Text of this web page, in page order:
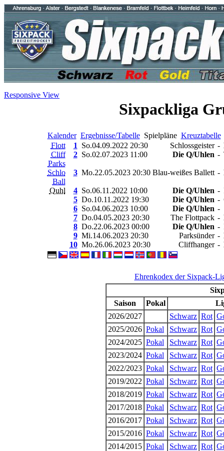
Responsive View
Sixpackliga
Kalender Ergebnisse/TabelleSpielpläne Kreuztabelle
Flott
Cliff
Parks
Schlo
Ball
Quhl
1 So.04.09.2022 20:30 Schlossgeister -
2 So.02.07.2023 11:00 Die Q/Uhlen -
3 Mo.22.05.2023 20:30 Blau-weißes Ballett -
4 So.06.11.2022 10:00 Die Q/Uhlen -
5 Do.10.11.2022 19:30 Die Q/Uhlen -
6 So.04.06.2023 10:00 Die Q/Uhlen -
7 Do.04.05.2023 20:30 The Flottpack -
8 Do.22.06.2023 00:00 Die Q/Uhlen -
9 Mi.14.06.2023 20:30 Parksünder -
10 Mo.26.06.2023 20:30 Cliffhanger -
Ehrenkodex der Sixpack-
Saison
Pokal
2026/2027
Schwarz Rot
2025/2026 Pokal Schwarz Rot
2024/2025 Pokal Schwarz Rot
2023/2024 Pokal Schwarz Rot
2022/2023 Pokal Schwarz Rot
2019/2022 Pokal Schwarz Rot
2018/2019 Pokal Schwarz Rot
2017/2018 Pokal Schwarz Rot
2016/2017 Pokal Schwarz Rot
2015/2016 Pokal Schwarz Rot
2014/2015 Pokal Schwarz Rot